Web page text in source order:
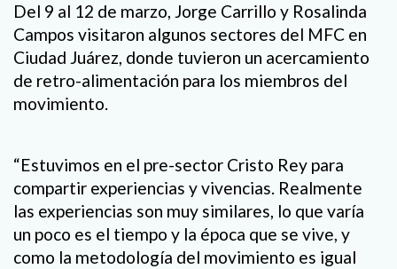
Del 9 al 12 de marzo, Jorge Carrillo y Rosalinda
Campos visitaron algunos sectores del MFC en
Ciudad Juárez, donde tuvieron un acercamiento
de retro-alimentación para los miembros del
movimiento.
“Estuvimos en el pre-sector Cristo Rey para
compartir experiencias y vivencias. Realmente
las experiencias son muy similares, lo que varía
un poco es el tiempo y la época que se vive, y
como la metodología del movimiento es igual